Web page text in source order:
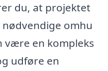
du, at projektet
omhu
være en kompleks
udføre en